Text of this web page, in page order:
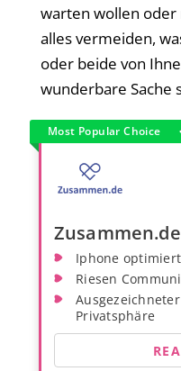
warten wollen oder
alles vermeiden,
oder beide von
wunderbare Sache
Most Popular Choice
Zusammen.de
Iphone
Riesen
Privatsphäre